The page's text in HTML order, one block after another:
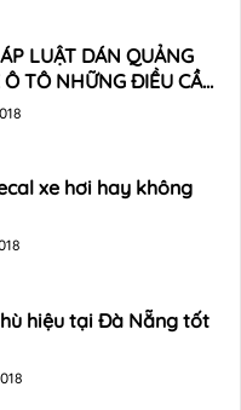
QUẢNG
Ô TÔ NHỮNG ĐIỀU CẦN
???
xe hơi hay không
hiệu tại Đà Nẵng tốt